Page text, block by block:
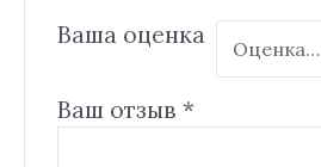
Ваша оценка
Ваш отзыв *